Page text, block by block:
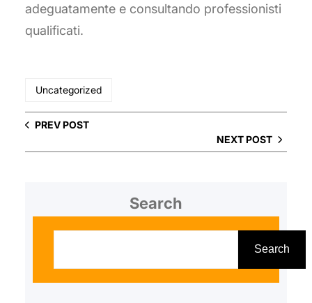
adeguatamente e consultando professionisti
qualificati.
Uncategorized
PREV POST
NEXT POST
Search
Search